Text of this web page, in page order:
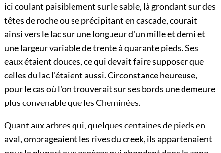
ici coulant paisiblement sur le sable, là grondant sur des
têtes de roche ou se précipitant en cascade, courait
ainsi vers le lac sur une longueur d'un mille et demi et
une largeur variable de trente à quarante pieds. Ses
eaux étaient douces, ce qui devait faire supposer que
celles du lac l'étaient aussi. Circonstance heureuse,
pour le cas où l'on trouverait sur ses bords une demeure
plus convenable que les Cheminées.
Quant aux arbres qui, quelques centaines de pieds en
aval, ombrageaient les rives du creek, ils appartenaient